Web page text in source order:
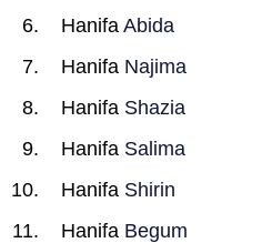
Hanifa Abida
Hanifa Najima
Hanifa Shazia
Hanifa Salima
Hanifa Shirin
Hanifa Begum